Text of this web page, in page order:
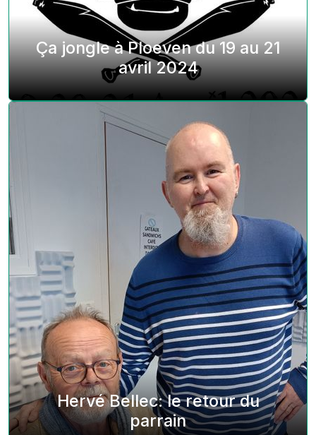
Ça jongle à Ploeven du 19 au 21
avril 2024
Hervé Bellec: le retour du
parrain